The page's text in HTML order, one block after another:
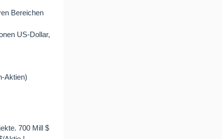
Bereichen
US-Dollar,
Aktien)
700 Mill $